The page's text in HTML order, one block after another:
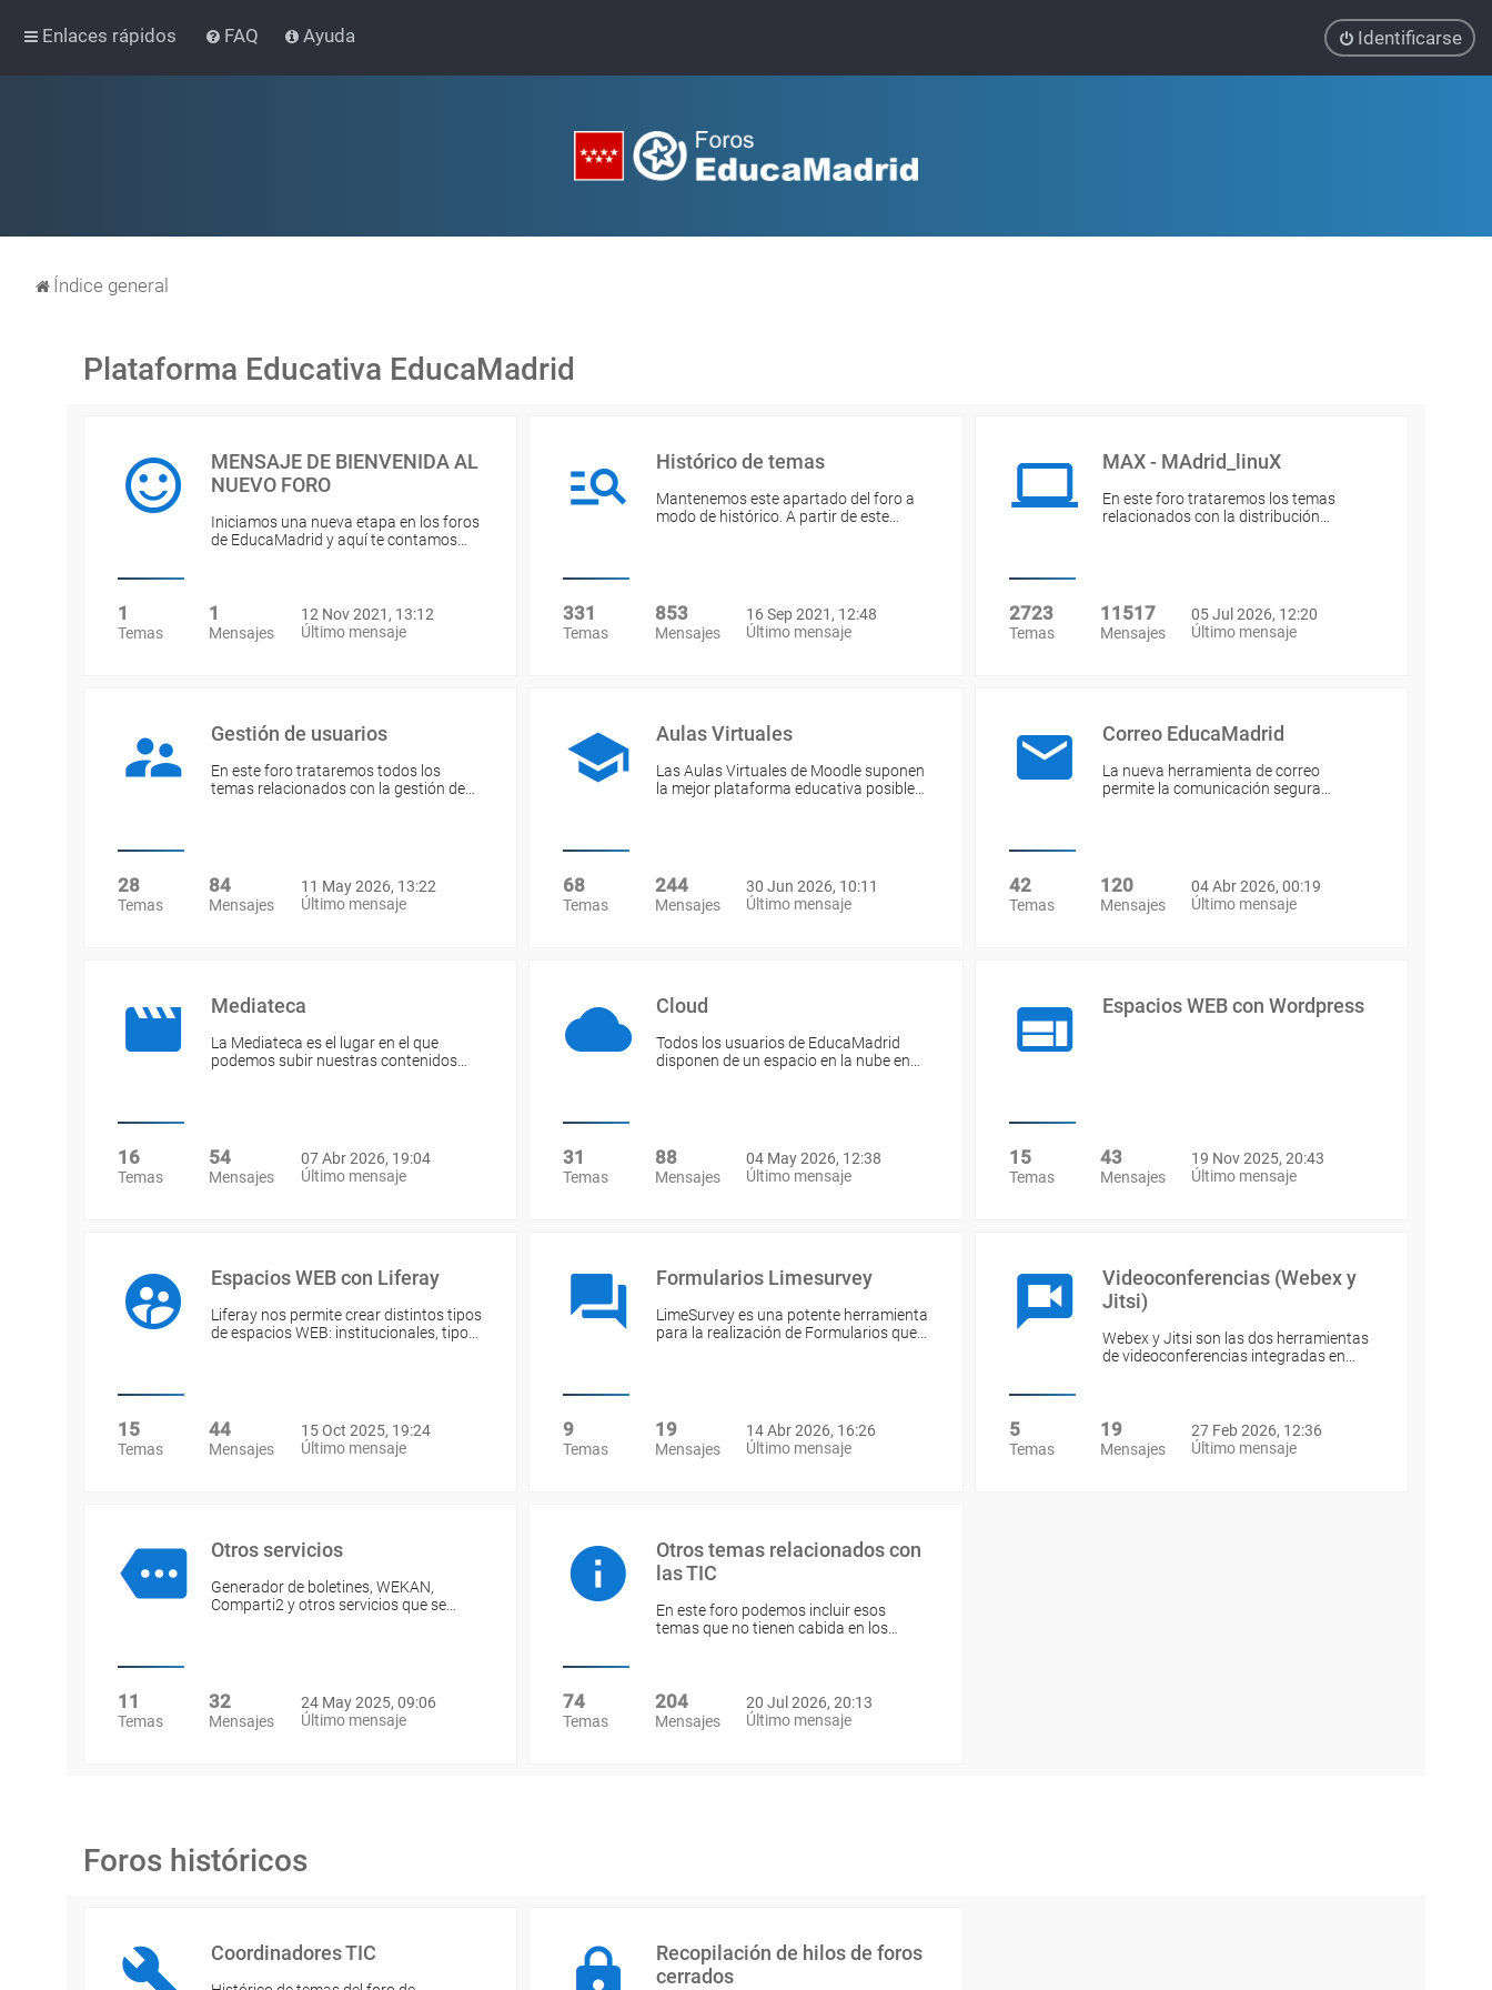
Enlaces rápidos FAQ Ayuda Identificarse
Índice general
Plataforma Educativa EducaMadrid
MENSAJE DE BIENVENIDA AL
NUEVO FORO
Iniciamos una nueva etapa en los foros
de EducaMadrid y aquí te contamos…
1
Temas
1
Mensajes
12 Nov 2021, 13:12
Último mensaje
Histórico de temas
Mantenemos este apartado del foro a
modo de histórico. A partir de este…
331
Temas
853
Mensajes
16 Sep 2021, 12:48
Último mensaje
MAX - MAdrid_linuX
En este foro trataremos los temas
relacionados con la distribución…
2723
Temas
11517
Mensajes
05 Jul 2026, 12:20
Último mensaje
Gestión de usuarios
En este foro trataremos todos los
temas relacionados con la gestión de…
28
Temas
84
Mensajes
11 May 2026, 13:22
Último mensaje
Aulas Virtuales
Las Aulas Virtuales de Moodle suponen
la mejor plataforma educativa posible…
68
Temas
244
Mensajes
30 Jun 2026, 10:11
Último mensaje
Correo EducaMadrid
La nueva herramienta de correo
permite la comunicación segura…
42
Temas
120
Mensajes
04 Abr 2026, 00:19
Último mensaje
Mediateca
La Mediateca es el lugar en el que
podemos subir nuestras contenidos…
16
Temas
54
Mensajes
07 Abr 2026, 19:04
Último mensaje
Cloud
Todos los usuarios de EducaMadrid
disponen de un espacio en la nube en…
31
Temas
88
Mensajes
04 May 2026, 12:38
Último mensaje
Espacios WEB con Wordpress
15
Temas
43
Mensajes
19 Nov 2025, 20:43
Último mensaje
Espacios WEB con Liferay
Liferay nos permite crear distintos tipos
de espacios WEB: institucionales, tipo…
15
Temas
44
Mensajes
15 Oct 2025, 19:24
Último mensaje
Formularios Limesurvey
LimeSurvey es una potente herramienta
para la realización de Formularios que…
9
Temas
19
Mensajes
14 Abr 2026, 16:26
Último mensaje
Videoconferencias (Webex y
Jitsi)
Webex y Jitsi son las dos herramientas
de videoconferencias integradas en…
5
Temas
19
Mensajes
27 Feb 2026, 12:36
Último mensaje
Otros servicios
Generador de boletines, WEKAN,
Comparti2 y otros servicios que se…
11
Temas
32
Mensajes
24 May 2025, 09:06
Último mensaje
Otros temas relacionados con
las TIC
En este foro podemos incluir esos
temas que no tienen cabida en los…
74
Temas
204
Mensajes
20 Jul 2026, 20:13
Último mensaje
Foros históricos
Coordinadores TIC
Recopilación de hilos de foros
cerrados